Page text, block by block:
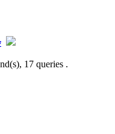
17 queries .